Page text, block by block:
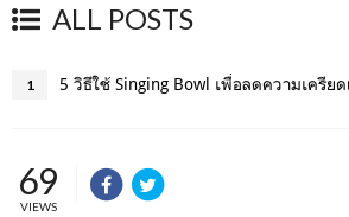
ALL POSTS
1
69
VIEWS